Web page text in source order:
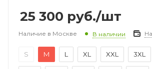
25 300 руб./шт
Наличие в Москве В наличии
S M L XL XXL 3XL